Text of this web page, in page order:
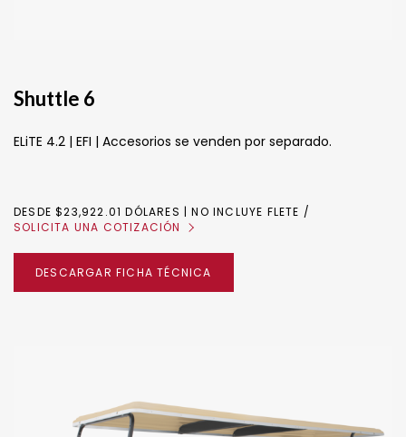
Shuttle 6
ELiTE 4.2 | EFI | Accesorios se venden por separado.
DESDE $23,922.01 DÓLARES | NO INCLUYE FLETE
SOLICITA UNA COTIZACIÓN
DESCARGAR FICHA TÉCNICA